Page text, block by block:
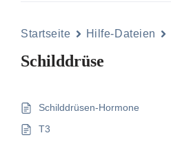
Startseite Hilfe-Dateien
Schilddrüse
Schilddrüsen-Hormone
T3